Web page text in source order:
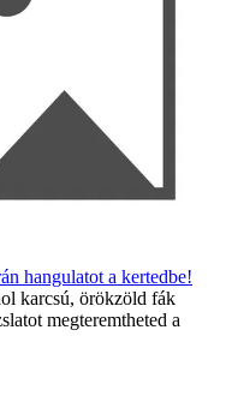
hangulatot a kertedbe!
karcsú, örökzöld fák
megteremtheted a